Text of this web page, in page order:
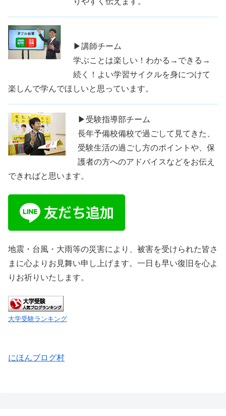
▶講師チーム
学ぶことは楽しい！わかる→できる→
続く！よい学習サイクルを身につけて
楽しんで学んでほしいと思っています。
▶受験指導部チーム
長年予備校備校で過ごして見てきた、
受験生活の過ごし方のポイントや、保
護者の方へのアドバイスなどをお伝え
できればと思います。
地震・台風・大雨等の災害により、被害を受けられた皆さ
まに心よりお見舞い申し上げます。一日も早い復旧を心よ
りお祈りいたします。
大学受験ランキング
にほんブログ村